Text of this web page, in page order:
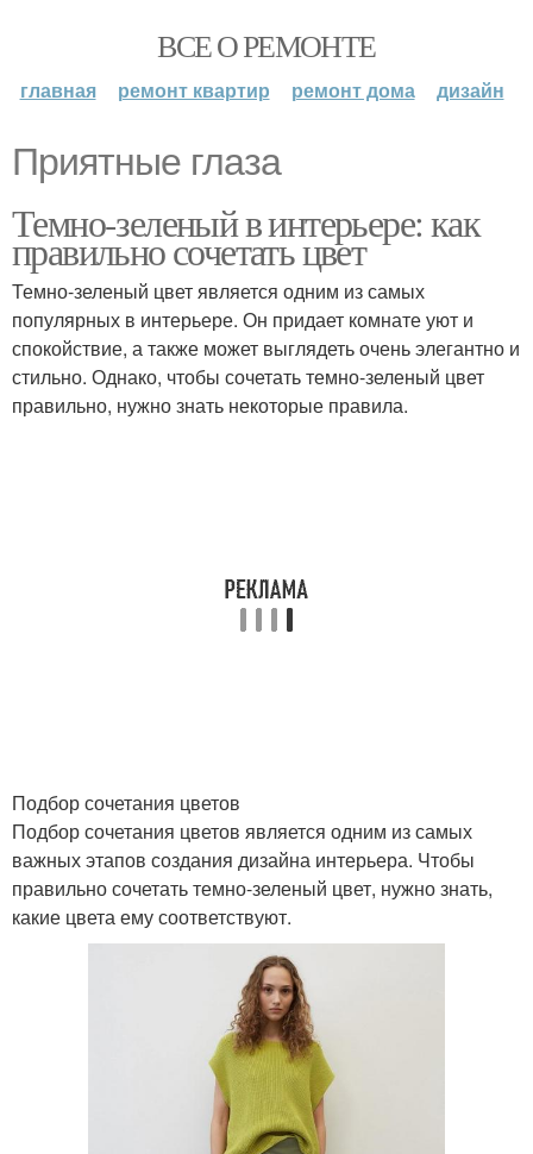
ВСЕ О РЕМОНТЕ
главная ремонт квартир ремонт дома дизайн
Приятные глаза
Темно-зеленый в интерьере: как
правильно сочетать цвет
Темно-зеленый цвет является одним из самых
популярных в интерьере. Он придает комнате уют и
спокойствие, а также может выглядеть очень элегантно и
стильно. Однако, чтобы сочетать темно-зеленый цвет
правильно, нужно знать некоторые правила.
Подбор сочетания цветов
Подбор сочетания цветов является одним из самых
важных этапов создания дизайна интерьера. Чтобы
правильно сочетать темно-зеленый цвет, нужно знать,
какие цвета ему соответствуют.